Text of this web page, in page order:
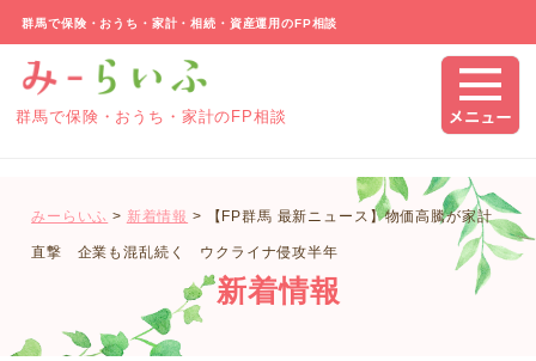
群馬で保険・おうち・家計・相続・資産運用のFP相談
群馬で保険・おうち・家計のFP相談
みーらいふ > 新着情報 > 【FP群馬 最新ニュース】物価高騰が家計
直撃 企業も混乱続く ウクライナ侵攻半年
新着情報